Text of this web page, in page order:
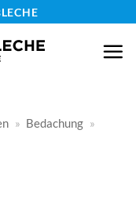
» Bedachung »